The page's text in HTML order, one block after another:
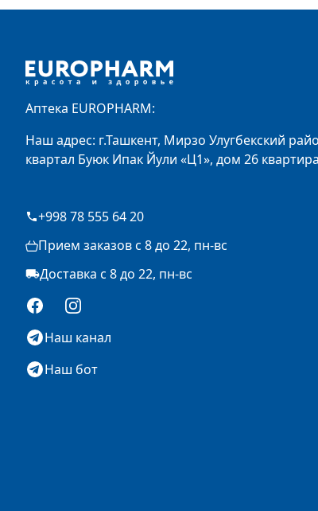
Аптека EUROPHARM:
Наш адрес: г.Ташкент, Мирзо Улугбекский
квартал Буюк Ипак Йули «Ц1», дом 26
+998 78 555 64 20
Прием заказов с 8 до 22, пн-вс
Доставка с 8 до 22, пн-вс
FacebookInstagram
Наш канал
Наш бот